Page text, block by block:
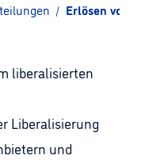
/ Erlösen von
liberalisierten
Liberalisierung
und